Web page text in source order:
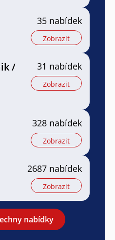
35 nabídek
Zobrazit
/
31 nabídek
Zobrazit
328 nabídek
Zobrazit
2687 nabídek
Zobrazit
nabídky